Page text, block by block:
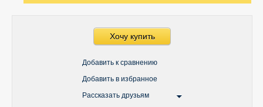
Хочу купить
Добавить к сравнению
Добавить в избранное
Рассказать друзьям